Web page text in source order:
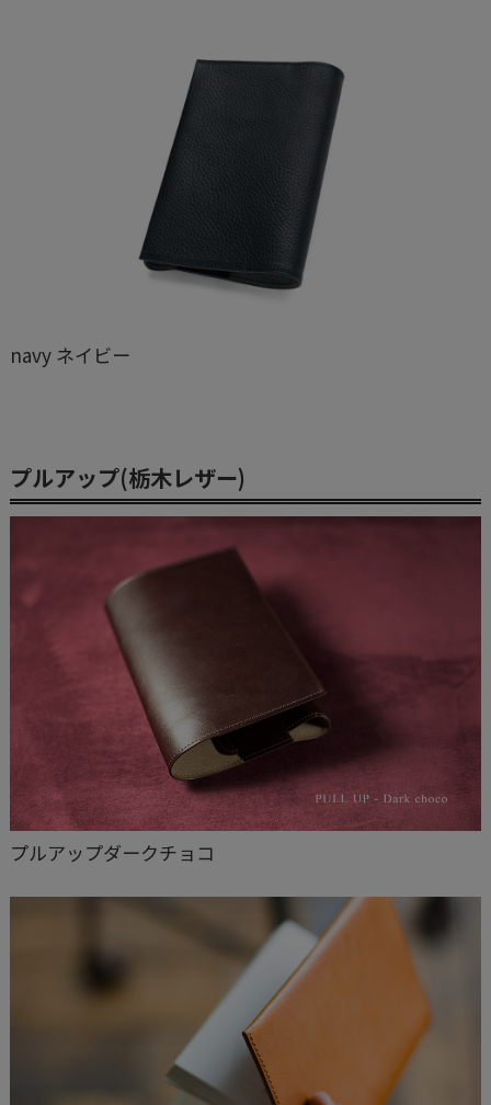
navy ネイビー
プルアップ(栃木レザー)
プルアップダークチョコ